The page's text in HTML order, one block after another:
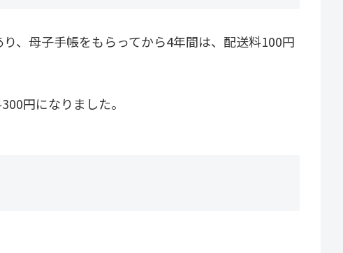
、母子手帳をもらってから4年間は、配送料100円
円になりました。